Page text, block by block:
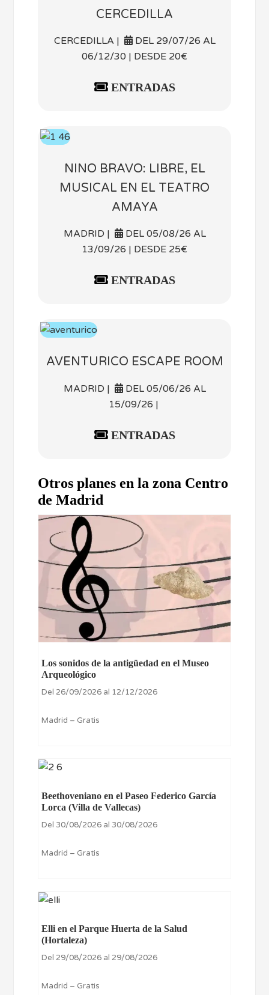
CERCEDILLA
CERCEDILLA |
DEL 29/07/26 AL
06/12/30 | DESDE 20€
ENTRADAS
NINO BRAVO: LIBRE, EL
MUSICAL EN EL TEATRO
AMAYA
MADRID |
DEL 05/08/26 AL
13/09/26 | DESDE 25€
ENTRADAS
AVENTURICO ESCAPE ROOM
MADRID |
DEL 05/06/26 AL
15/09/26 |
ENTRADAS
Otros planes en la zona Centro
de Madrid
Los sonidos de la antigüedad en el Museo
Arqueológico
Del 26/09/2026 al 12/12/2026
Madrid – Gratis
Beethoveniano en el Paseo Federico García
Lorca (Villa de Vallecas)
Del 30/08/2026 al 30/08/2026
Madrid – Gratis
Elli en el Parque Huerta de la Salud
(Hortaleza)
Del 29/08/2026 al 29/08/2026
Madrid – Gratis